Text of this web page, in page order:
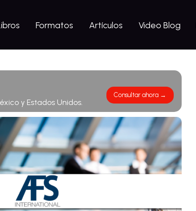
Formatos Artículos Video Blog
Consultar ahora →
y Estados Unidos.